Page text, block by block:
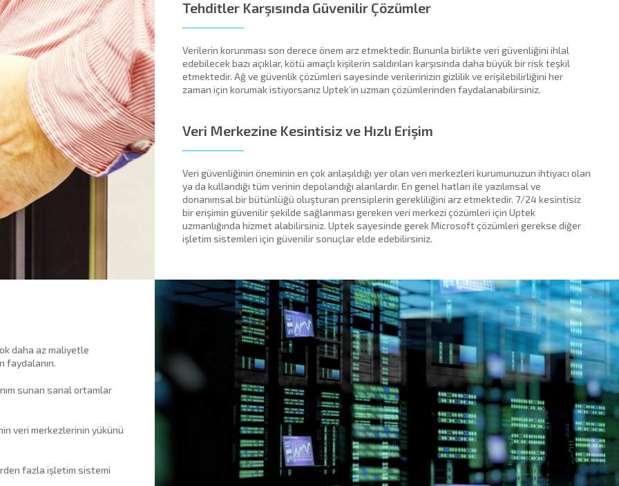
Tehditler Karşısında Güvenilir Çözümler
Verilerin korunması son derece önem arz etmektedir. Bununla birlikte veri güvenliğini ihlal
edebilecek bazı açıklar, kötü amaçlı kişilerin saldırıları karşısında daha büyük bir risk teşkil
etmektedir. Ağ ve güvenlik çözümleri sayesinde verilerinizin gizlilik ve erişilebilirliğini her
zaman için korumak istiyorsanız Uptek’in uzman çözümlerinden faydalanabilirsiniz.
Veri Merkezine Kesintisiz ve Hızlı Erişim
Veri güvenliğinin öneminin en çok anlaşıldığı yer olan veri merkezleri kurumunuzun ihtiyacı olan
ya da kullandığı tüm verinin depolandığı alanlardır. En genel hatları ile yazılımsal ve
donanımsal bir bütünlüğü oluşturan prensiplerin gerekliliğini arz etmektedir. 7/24 kesintisiz
bir erişimin güvenilir şekilde sağlanması gereken veri merkezi çözümleri için Uptek
uzmanlığında hizmet alabilirsiniz. Uptek sayesinde gerek Microsoft çözümleri gerekse diğer
işletim sistemleri için güvenilir sonuçlar elde edebilirsiniz.
daha az maliyetle
faydalanın.
sunan sanal ortamlar
veri merkezlerinin yükünü
fazla işletim sistemi